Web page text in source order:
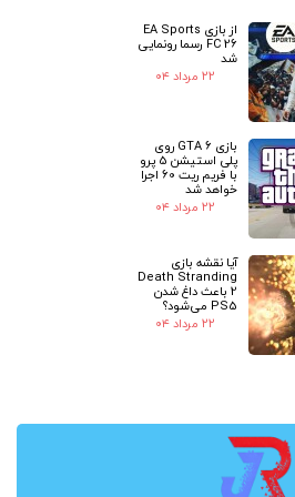
از بازی EA Sports
FC 26 رسما رونمایی
شد
۲۲ مرداد ۰۴
بازی GTA 6 روی
پلی استیشن 5 پرو
با فریم ریت 60 اجرا
خواهد شد
۲۲ مرداد ۰۴
آیا نقشه بازی
Death Stranding
2 باعث داغ شدن
PS5 می‌شود؟
۲۲ مرداد ۰۴